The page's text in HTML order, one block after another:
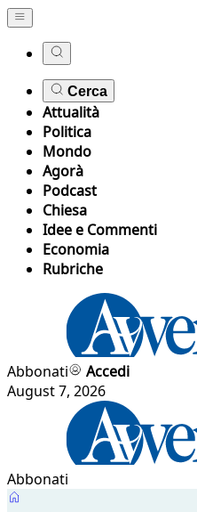
Cerca
Attualità
Politica
Mondo
Agorà
Podcast
Chiesa
Idee e Commenti
Economia
Rubriche
Abbonati
Accedi
August 7, 2026
Abbonati